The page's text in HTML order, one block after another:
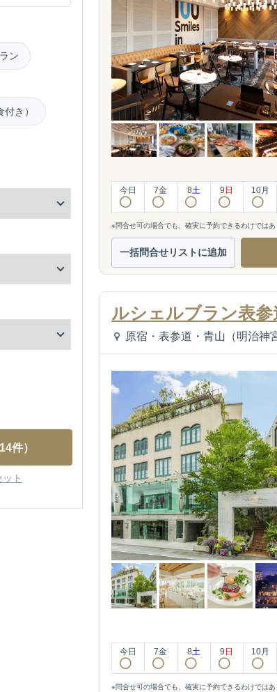
ン
き）
14件）
ト
今日 7金 8土 9 日 10月
※問合せ可の場合でも、確実に予約できるわけではあ
一括問合せリストに追加
ルシェルブラン表参
原宿・表参道・青山（明治神
今日 7金 8土 9 日 10月
※問合せ可の場合でも、確実に予約できるわけではあ